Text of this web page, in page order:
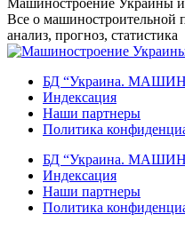
к
содержанию
Машиностроение Украины
Все о машиностроительной
анализ, прогноз, статистика
БД “Украина.
Индекcация
Наши партнеры
Политика
БД “Украина.
Индекcация
Наши партнеры
Политика